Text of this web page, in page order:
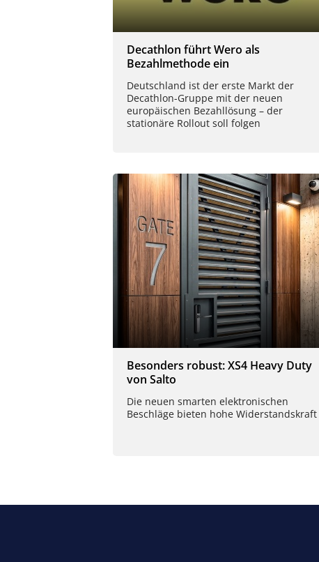
Decathlon führt Wero als
Bezahlmethode ein
Deutschland ist der erste Markt der
Decathlon-Gruppe mit der neuen
europäischen Bezahllösung – der
stationäre Rollout soll folgen
Besonders robust: XS4 Heavy Duty
von Salto
Die neuen smarten elektronischen
Beschläge bieten hohe Widerstandskraft